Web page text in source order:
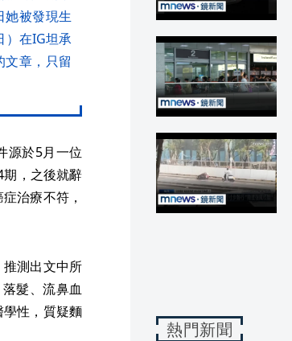
她被發現生
）在IG坦承
章，只留
源於5月一位
，之後就辭
治療不符，
測出文中所
髮、流鼻血
性，質疑麵
熱門新聞